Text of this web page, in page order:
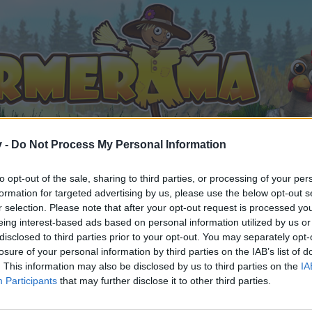
- Do Not Process My Personal Information
opt-out of the sale, sharing to third parties, or processing of your
for targeted advertising by us, please use the below opt-out
selection. Please note that after your opt-out request is processed
interest-based ads based on personal information utilized by us
to third parties prior to your opt-out. You may separately
of your personal information by third parties on the IAB’s list of
This information may also be disclosed by us to third parties on the
Participants that may further disclose it to other third parties.
WeitergeleitetSuchfunktion für Items
teilnehmen oder eigene Themen starten möchtest,